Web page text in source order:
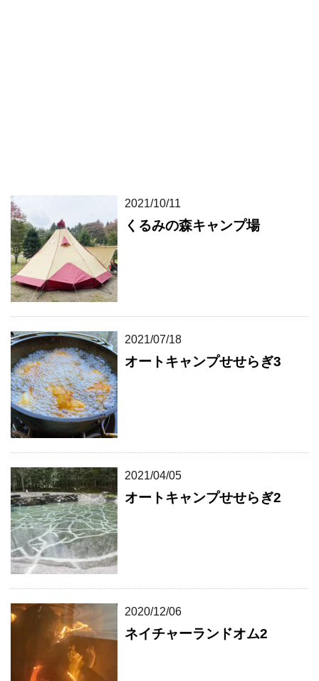
2021/10/11
くるみの森キャンプ場
2021/07/18
オートキャンプせせらぎ3
2021/04/05
オートキャンプせせらぎ2
2020/12/06
ネイチャーランドオム2